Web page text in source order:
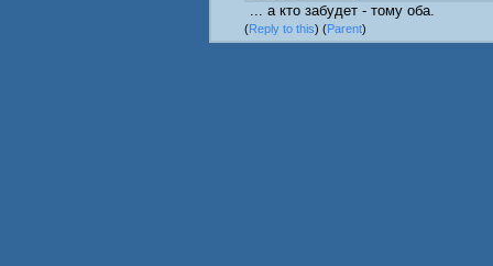
... а кто забудет - тому оба.
(Reply to this) (Parent)